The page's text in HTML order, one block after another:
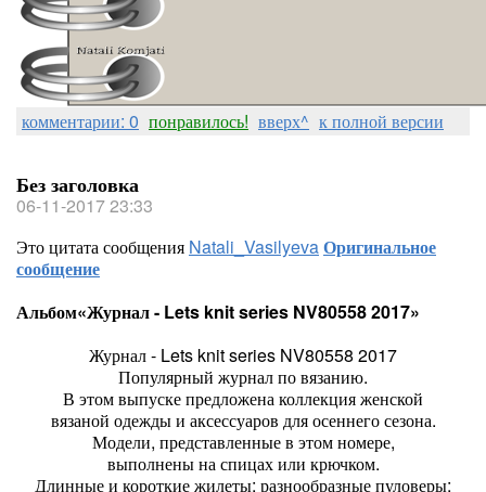
комментарии: 0 понравилось! вверх^ к полной версии
Без заголовка
06-11-2017 23:33
Это цитата сообщения Natali_VasilyevaОригинальное
сообщение
Альбом«Журнал - Lets knit series NV80558 2017»
Журнал - Lets knit series NV80558 2017
Популярный журнал по вязанию.
В этом выпуске предложена коллекция женской
вязаной одежды и аксессуаров для осеннего сезона.
Модели, представленные в этом номере,
выполнены на спицах или крючком.
Длинные и короткие жилеты; разнообразные пуловеры;